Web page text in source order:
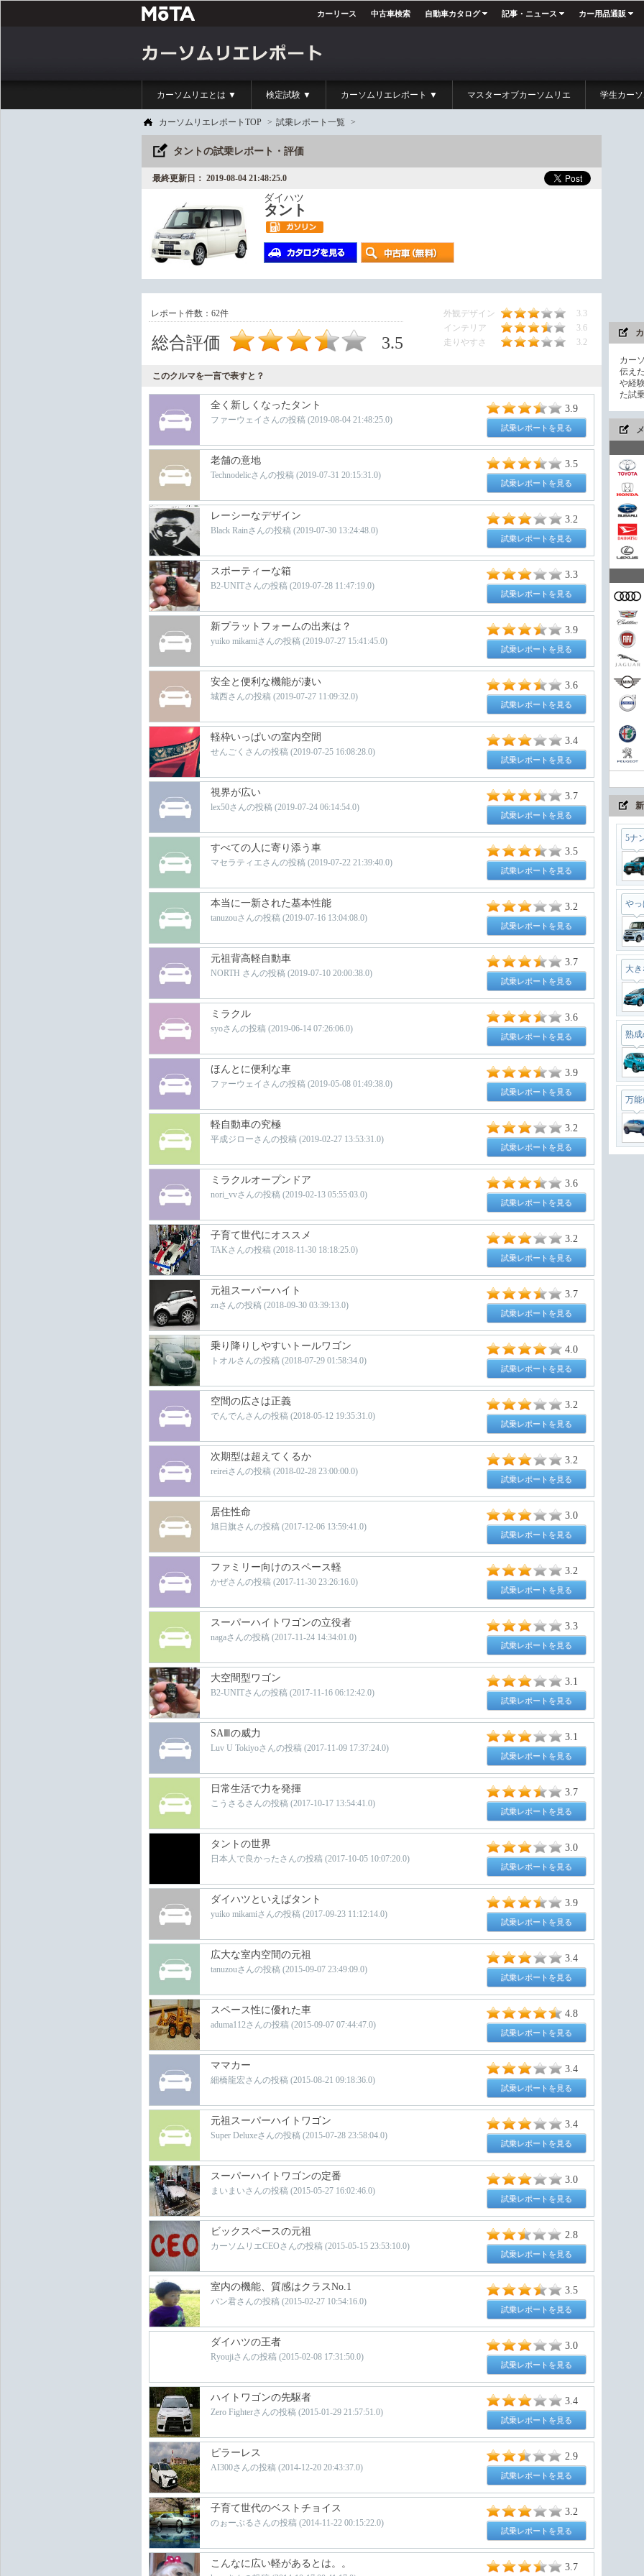
カーリース 中古車検索 自動車カタログ 記事・ニュース カー用品通販
カーソムリエとは ▼ 検定試験 ▼ カーソムリエレポート ▼ マスターオブカーソムリエ 学生カー
カーソムリエレポートTOP > 試乗レポート一覧 >
タントの試乗レポート・評価
最終更新日： 2019-08-04 21:48:25.0
ダイハツ
タント
レポート件数：62件
総合評価 3.5
外観デザイン
3.3
インテリア
3.6
走りやすさ
3.2
このクルマを一言で表すと？
全く新しくなったタント
ファーウェイさんの投稿 (2019-08-04 21:48:25.0)
3.9
試乗レポートを見る
老舗の意地
Technodelicさんの投稿 (2019-07-31 20:15:31.0)
3.5
試乗レポートを見る
レーシーなデザイン
Black Rainさんの投稿 (2019-07-30 13:24:48.0)
3.2
試乗レポートを見る
スポーティーな箱
B2-UNITさんの投稿 (2019-07-28 11:47:19.0)
3.3
試乗レポートを見る
新プラットフォームの出来は？
yuiko mikamiさんの投稿 (2019-07-27 15:41:45.0)
3.9
試乗レポートを見る
安全と便利な機能が凄い
城西さんの投稿 (2019-07-27 11:09:32.0)
3.6
試乗レポートを見る
軽枠いっぱいの室内空間
せんごくさんの投稿 (2019-07-25 16:08:28.0)
3.4
試乗レポートを見る
視界が広い
lex50さんの投稿 (2019-07-24 06:14:54.0)
3.7
試乗レポートを見る
すべての人に寄り添う車
マセラティエさんの投稿 (2019-07-22 21:39:40.0)
3.5
試乗レポートを見る
本当に一新された基本性能
tanuzouさんの投稿 (2019-07-16 13:04:08.0)
3.2
試乗レポートを見る
元祖背高軽自動車
NORTH さんの投稿 (2019-07-10 20:00:38.0)
3.7
試乗レポートを見る
ミラクル
syoさんの投稿 (2019-06-14 07:26:06.0)
3.6
試乗レポートを見る
ほんとに便利な車
ファーウェイさんの投稿 (2019-05-08 01:49:38.0)
3.9
試乗レポートを見る
軽自動車の究極
平成ジローさんの投稿 (2019-02-27 13:53:31.0)
3.2
試乗レポートを見る
ミラクルオープンドア
nori_vvさんの投稿 (2019-02-13 05:55:03.0)
3.6
試乗レポートを見る
子育て世代にオススメ
TAKさんの投稿 (2018-11-30 18:18:25.0)
3.2
試乗レポートを見る
元祖スーパーハイト
znさんの投稿 (2018-09-30 03:39:13.0)
3.7
試乗レポートを見る
乗り降りしやすいトールワゴン
トオルさんの投稿 (2018-07-29 01:58:34.0)
4.0
試乗レポートを見る
空間の広さは正義
でんでんさんの投稿 (2018-05-12 19:35:31.0)
3.2
試乗レポートを見る
次期型は超えてくるか
reireiさんの投稿 (2018-02-28 23:00:00.0)
3.2
試乗レポートを見る
居住性命
旭日旗さんの投稿 (2017-12-06 13:59:41.0)
3.0
試乗レポートを見る
ファミリー向けのスペース軽
かぜさんの投稿 (2017-11-30 23:26:16.0)
3.2
試乗レポートを見る
スーパーハイトワゴンの立役者
nagaさんの投稿 (2017-11-24 14:34:01.0)
3.3
試乗レポートを見る
大空間型ワゴン
B2-UNITさんの投稿 (2017-11-16 06:12:42.0)
3.1
試乗レポートを見る
SAⅢの威力
Luv U Tokiyoさんの投稿 (2017-11-09 17:37:24.0)
3.1
試乗レポートを見る
日常生活で力を発揮
こうさるさんの投稿 (2017-10-17 13:54:41.0)
3.7
試乗レポートを見る
タントの世界
日本人で良かったさんの投稿 (2017-10-05 10:07:20.0)
3.0
試乗レポートを見る
ダイハツといえばタント
yuiko mikamiさんの投稿 (2017-09-23 11:12:14.0)
3.9
試乗レポートを見る
広大な室内空間の元祖
tanuzouさんの投稿 (2015-09-07 23:49:09.0)
3.4
試乗レポートを見る
スペース性に優れた車
aduma112さんの投稿 (2015-09-07 07:44:47.0)
4.8
試乗レポートを見る
ママカー
細橋龍宏さんの投稿 (2015-08-21 09:18:36.0)
3.4
試乗レポートを見る
元祖スーパーハイトワゴン
Super Deluxeさんの投稿 (2015-07-28 23:58:04.0)
3.4
試乗レポートを見る
スーパーハイトワゴンの定番
まいまいさんの投稿 (2015-05-27 16:02:46.0)
3.0
試乗レポートを見る
ビックスペースの元祖
カーソムリエCEOさんの投稿 (2015-05-15 23:53:10.0)
2.8
試乗レポートを見る
室内の機能、質感はクラスNo.1
パン君さんの投稿 (2015-02-27 10:54:16.0)
3.5
試乗レポートを見る
ダイハツの王者
Ryoujiさんの投稿 (2015-02-08 17:31:50.0)
3.0
試乗レポートを見る
ハイトワゴンの先駆者
Zero Fighterさんの投稿 (2015-01-29 21:57:51.0)
3.4
試乗レポートを見る
ピラーレス
AI300さんの投稿 (2014-12-20 20:43:37.0)
2.9
試乗レポートを見る
子育て世代のベストチョイス
のぉーぶるさんの投稿 (2014-11-22 00:15:22.0)
3.2
試乗レポートを見る
こんなに広い軽があるとは。。 3.7
カー
伝え
や経
た試
今や
家
コ
まさ
ち
5ナ
や
大
熟成
万